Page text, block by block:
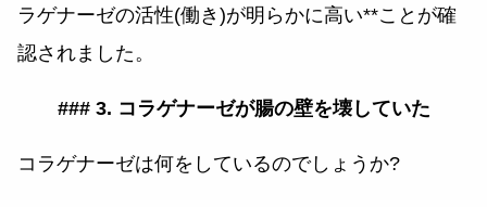
ラゲナーゼの活性(働き)が明らかに高い**ことが確
認されました。
### 3. コラゲナーゼが腸の壁を壊していた
コラゲナーゼは何をしているのでしょうか?